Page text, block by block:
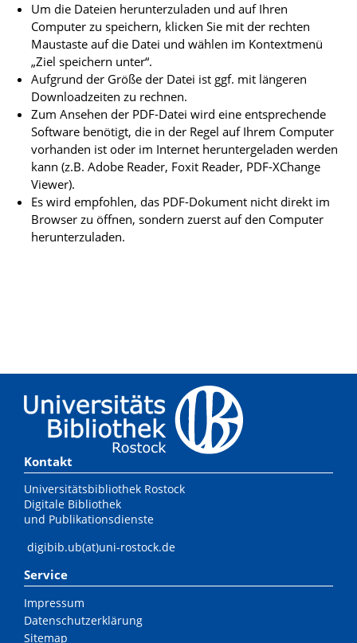
Um die Dateien herunterzuladen und auf Ihren
Computer zu speichern, klicken Sie mit der rechten
Maustaste auf die Datei und wählen im Kontextmenü
„Ziel speichern unter“.
Aufgrund der Größe der Datei ist ggf. mit längeren
Downloadzeiten zu rechnen.
Zum Ansehen der PDF-Datei wird eine entsprechende
Software benötigt, die in der Regel auf Ihrem Computer
vorhanden ist oder im Internet heruntergeladen werden
kann (z.B. Adobe Reader, Foxit Reader, PDF-XChange
Viewer).
Es wird empfohlen, das PDF-Dokument nicht direkt im
Browser zu öffnen, sondern zuerst auf den Computer
herunterzuladen.
Kontakt
Universitätsbibliothek Rostock
Digitale Bibliothek
und Publikationsdienste
digibib.ub(at)uni-rostock.de
Service
Impressum
Datenschutzerklärung
Sitemap